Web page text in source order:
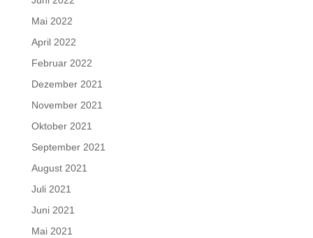
Mai 2022
April 2022
Februar 2022
Dezember 2021
November 2021
Oktober 2021
September 2021
August 2021
Juli 2021
Juni 2021
Mai 2021